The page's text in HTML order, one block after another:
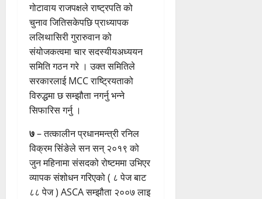
गोटावाय राजपक्षले राष्ट्रपति को
चुनाव जितिसकेपछि प्राध्यापक
ललिथासिरी गुरारुवान को
संयोजकत्वमा चार सदस्यीयअध्ययन
समिति गठन गरे । उक्त समितिले
सरकारलाई MCC राष्ट्रियताको
विरुद्धमा छ सम्झौता नगर्नु भन्ने
सिफारिस गर्नु ।
७– तत्कालीन प्रधानमन्त्री रनिल
विक्रम सिंंङेले सन सन् २०१९ को
जुन महिनामा संसदको रोष्टममा उभिएर
व्यापक संशोधन गरिएको ( ८ पेज बाट
८८ पेज ) ASCA सम्झौता २००७ लाइ